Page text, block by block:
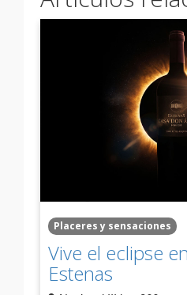
Placeres y sensaciones
Vive el eclipse
Estenas